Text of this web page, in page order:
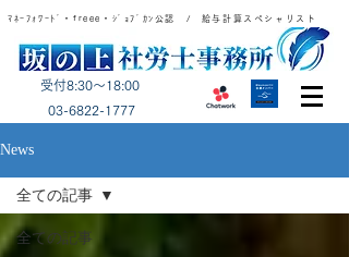
ﾏﾈｰﾌｫﾜｰﾄﾞ・freee・ｼﾞｮﾌﾞｶﾝ公認 / 給与計算スペシャリスト
受付8:30～18:00
​03-6822-1777
News
全ての記事
全ての記事